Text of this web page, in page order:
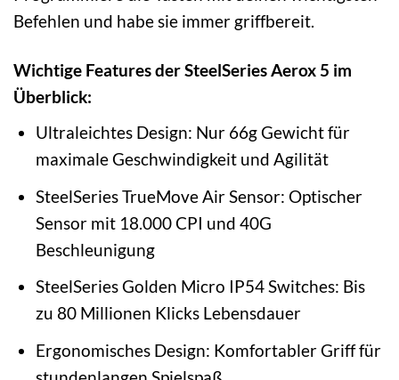
Befehlen und habe sie immer griffbereit.
Wichtige Features der SteelSeries Aerox 5 im
Überblick:
Ultraleichtes Design: Nur 66g Gewicht für
maximale Geschwindigkeit und Agilität
SteelSeries TrueMove Air Sensor: Optischer
Sensor mit 18.000 CPI und 40G
Beschleunigung
SteelSeries Golden Micro IP54 Switches: Bis
zu 80 Millionen Klicks Lebensdauer
Ergonomisches Design: Komfortabler Griff für